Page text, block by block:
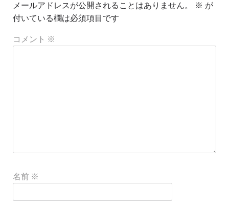
メールアドレスが公開されることはありません。 ※ が
付いている欄は必須項目です
コメント ※
名前 ※